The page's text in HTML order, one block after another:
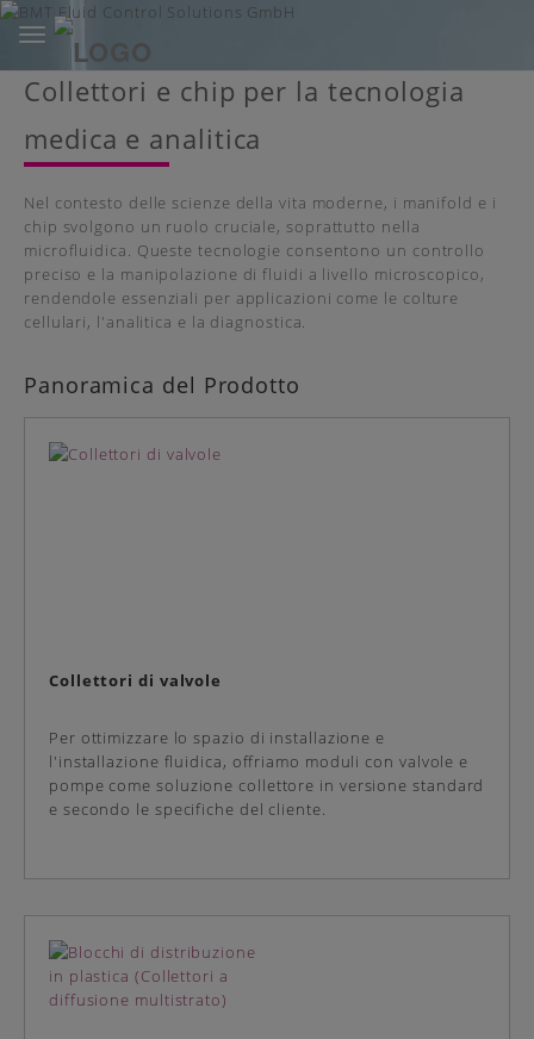
Skip
content
Toggle
navigation
Collettori e chip per la tecnologia
medica e analitica
Nel contesto delle scienze della vita moderne, i manifold e i
chip svolgono un ruolo cruciale, soprattutto nella
microfluidica. Queste tecnologie consentono un controllo
preciso e la manipolazione di fluidi a livello microscopico,
rendendole essenziali per applicazioni come le colture
cellulari, l'analitica e la diagnostica.
Panoramica del Prodotto ​
Collettori di valvole
Per ottimizzare lo spazio di installazione e
l'installazione fluidica, offriamo moduli con valvole e
pompe come soluzione collettore in versione standard
e secondo le specifiche del cliente.